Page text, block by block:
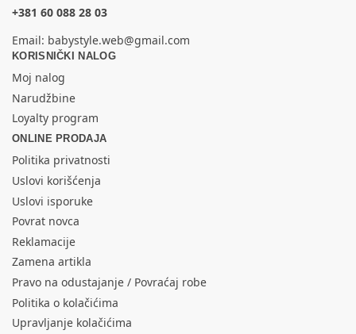
+381 60 088 28 03
Email: babystyle.web@gmail.com
KORISNIČKI NALOG
Moj nalog
Narudžbine
Loyalty program
ONLINE PRODAJA
Politika privatnosti
Uslovi korišćenja
Uslovi isporuke
Povrat novca
Reklamacije
Zamena artikla
Pravo na odustajanje / Povraćaj robe
Politika o kolačićima
Upravljanje kolačićima